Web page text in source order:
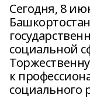
Сегодня, 8
социальной
к
социального